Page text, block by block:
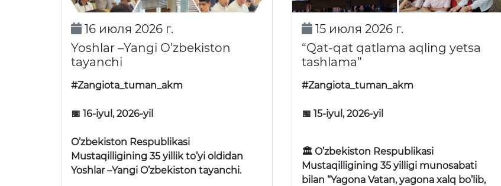
16 июля 2026 г.
Yoshlar –Yangi O’zbekiston
tayanchi
#Zangiota_tuman_akm
📅 16-iyul, 2026-yil
O’zbekiston Respublikasi
Mustaqilligining 35 yillik to’yi oldidan
Yoshlar –Yangi O’zbekiston tayanchi.
15 июля 2026 г.
“Qat-qat qatlama aqling yetsa
tashlama”
#Zangiota_tuman_akm
📅 15-iyul, 2026-yil
🏛 O’zbekiston Respublikasi
Mustaqilligining 35 yilligi munosabati
bilan “Yagona Vatan, yagona xalq bo’lib,